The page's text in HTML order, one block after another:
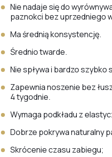
Nie nadaje się do
paznokci bez uprzedniego
Ma średnią konsystencję.
Średnio twarde.
Nie spływa i bardzo szybko
Zapewnia noszenie bez
4 tygodnie.
Wymaga podkładu z
Dobrze pokrywa naturalny
Skrócenie czasu zabiegu;